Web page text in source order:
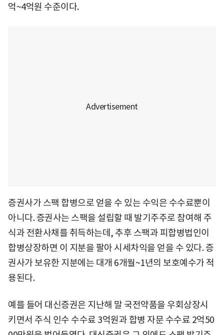
억~4억원 수준이다.
증권사가 스팩 합병으로 얻을 수 있는 수익은 수수료뿐이
아니다. 증권사는 스팩을 설립할 때 발기주주로 참여해 주
식과 전환사채를 취득하는데, 추후 스팩과 피합병법인이
합병상장하면 이 지분을 팔아 시세차익을 얻을 수 있다. 증
권사가 보유한 지분에는 대개 6개월~1년의 보호예수가 적
용된다.
예를 들어 대신증권은 지난해 말 국전약품을 우회상장시
키면서 주식 인수 수수료 3억원과 합병 자문 수수료 2억50